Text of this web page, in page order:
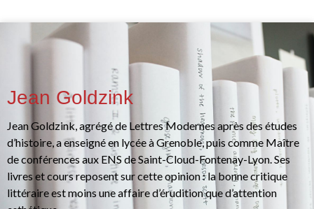
Jean Goldzink
Jean Goldzink, agrégé de Lettres Modernes après des études
d’histoire, a enseigné en lycée à Grenoble, puis comme Maître
de conférences aux ENS de Saint-Cloud-Fontenay-Lyon. Ses
livres et cours reposent sur cette opinion : la bonne critique
littéraire est moins une affaire d’érudition que d’attention